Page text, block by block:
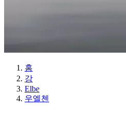
홈
강
Elbe
우엘첸